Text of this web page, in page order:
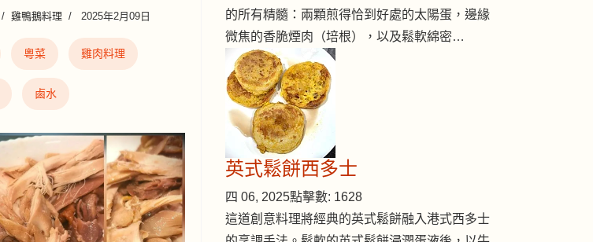
雞鴨鵝料理 2025年2月09日
粵菜 雞肉料理
鹵水
的所有精髓：兩顆煎得恰到好處的太陽蛋，邊緣
微焦的香脆煙肉（培根），以及鬆軟綿密…
英式鬆餅西多士
四 06, 2025點擊數: 1628
這道創意料理將經典的英式鬆餅融入港式西多士